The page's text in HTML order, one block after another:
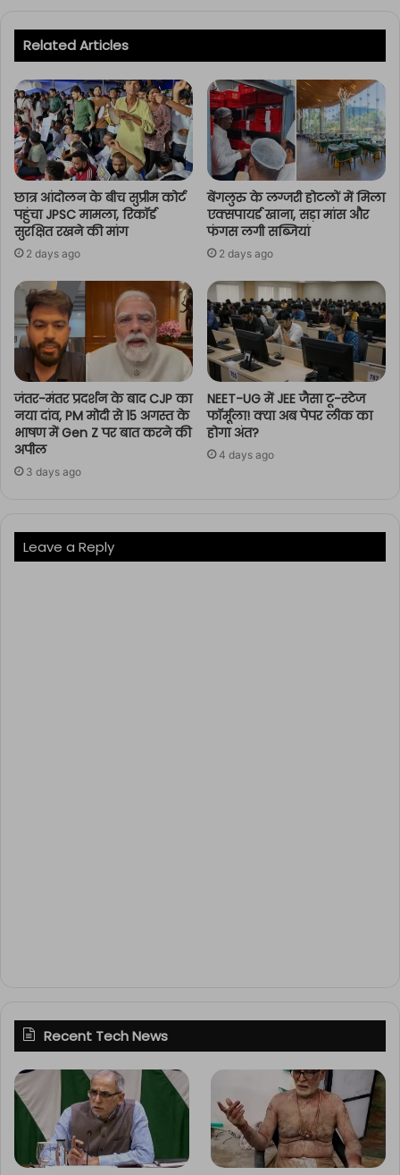
Related Articles
छात्र आंदोलन के बीच सुप्रीम कोर्ट
पहुंचा JPSC मामला, रिकॉर्ड
सुरक्षित रखने की मांग
2 days ago
बेंगलुरु के लग्जरी होटलों में मिला
एक्सपायर्ड खाना, सड़ा मांस और
फंगस लगी सब्जियां
2 days ago
जंतर-मंतर प्रदर्शन के बाद CJP का
नया दांव, PM मोदी से 15 अगस्त के
भाषण में Gen Z पर बात करने की
अपील
3 days ago
NEET-UG में JEE जैसा टू-स्टेज
फॉर्मूला! क्या अब पेपर लीक का
होगा अंत?
4 days ago
Leave a Reply
Recent Tech News